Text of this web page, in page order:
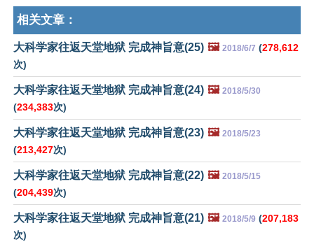
相关文章：
大科学家往返天堂地狱 完成神旨意(25) 🖼️ 2018/6/7 (278,612
次)
大科学家往返天堂地狱 完成神旨意(24) 🖼️ 2018/5/30
(234,383次)
大科学家往返天堂地狱 完成神旨意(23) 🖼️ 2018/5/23
(213,427次)
大科学家往返天堂地狱 完成神旨意(22) 🖼️ 2018/5/15
(204,439次)
大科学家往返天堂地狱 完成神旨意(21) 🖼️ 2018/5/9 (207,183
次)